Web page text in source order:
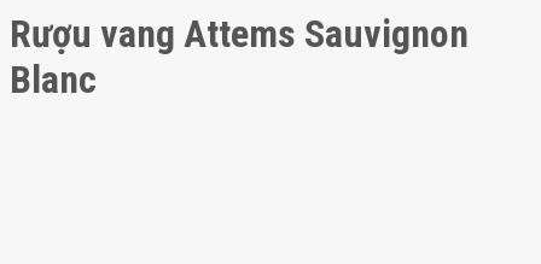
Rượu vang Attems Sauvignon
Blanc